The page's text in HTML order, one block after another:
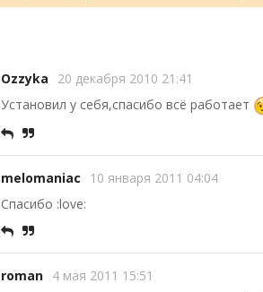
Ozzyka 20 декабря 2010 21:41
Установил у себя,спасибо всё работает
melomaniac 10 января 2011 04:04
Спасибо :love:
roman 4 мая 2011 15:51